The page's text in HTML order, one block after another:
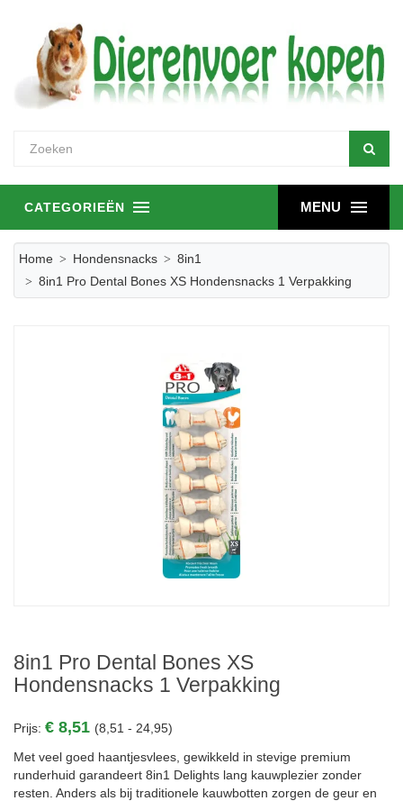
MENU
CATEGORIEËN
Home Hondensnacks
8in1
8in1 Pro Dental Bones XS Hondensnacks 1 Verpakking
8in1 Pro Dental Bones XS
Hondensnacks 1 Verpakking
Prijs: € 8,51 (8,51 - 24,95)
Met veel goed haantjesvlees, gewikkeld in stevige premium
runderhuid garandeert 8in1 Delights lang kauwplezier zonder
resten. Anders als bij traditionele kauwbotten zorgen de geur en